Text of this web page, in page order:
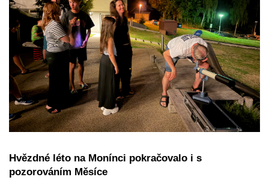
Hvězdné léto na Monínci pokračovalo i s
pozorováním Měsíce